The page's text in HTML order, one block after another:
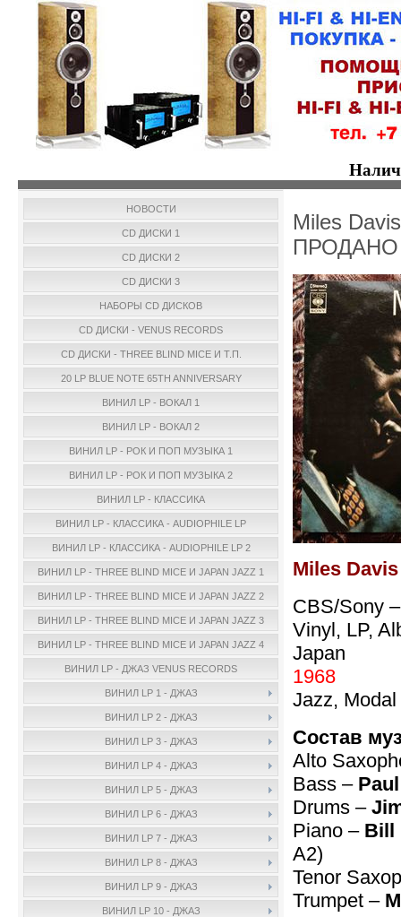
НОВОСТИ
CD ДИСКИ 1
CD ДИСКИ 2
CD ДИСКИ 3
НАБОРЫ CD ДИСКОВ
CD ДИСКИ - VENUS RECORDS
CD ДИСКИ - THREE BLIND MICE И Т.П.
20 LP BLUE NOTE 65TH ANNIVERSARY
ВИНИЛ LP - ВОКАЛ 1
ВИНИЛ LP - ВОКАЛ 2
ВИНИЛ LP - РОК И ПОП МУЗЫКА 1
ВИНИЛ LP - РОК И ПОП МУЗЫКА 2
ВИНИЛ LP - КЛАССИКА
ВИНИЛ LP - КЛАССИКА - AUDIOPHILE LP
ВИНИЛ LP - КЛАССИКА - AUDIOPHILE LP 2
ВИНИЛ LP - THREE BLIND MICE И JAPAN JAZZ 1
ВИНИЛ LP - THREE BLIND MICE И JAPAN JAZZ 2
ВИНИЛ LP - THREE BLIND MICE И JAPAN JAZZ 3
ВИНИЛ LP - THREE BLIND MICE И JAPAN JAZZ 4
ВИНИЛ LP - ДЖАЗ VENUS RECORDS
ВИНИЛ LP 1 - ДЖАЗ
ВИНИЛ LP 2 - ДЖАЗ
ВИНИЛ LP 3 - ДЖАЗ
ВИНИЛ LP 4 - ДЖАЗ
ВИНИЛ LP 5 - ДЖАЗ
ВИНИЛ LP 6 - ДЖАЗ
ВИНИЛ LP 7 - ДЖАЗ
ВИНИЛ LP 8 - ДЖАЗ
ВИНИЛ LP 9 - ДЖАЗ
ВИНИЛ LP 10 - ДЖАЗ
Miles
ПРОДАНО
Miles
CBS/Sony
Vinyl, LP,
Japan
1968
Jazz, Modal
Состав
Alto
Bass –
Drums –
Piano – Bill
A2)
Tenor
Trumpet –